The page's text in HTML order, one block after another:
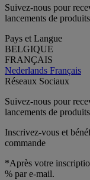
Suivez-nous pour
lancements de
Pays et Langue
BELGIQUE
FRANÇAIS
Nederlands Français
Réseaux Sociaux
Suivez-nous pour
lancements de
Inscrivez-vous et
commande
*Après votre
% par e-mail.